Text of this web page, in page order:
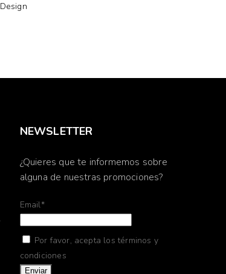
Design
NEWSLETTER
¿Quieres que te informemos sobre
alguna de nuestras promociones?
Email*
Por favor, acepta los términos y
condiciones